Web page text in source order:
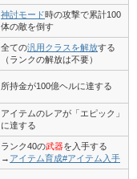
神討モード時の攻撃で累計100
体の敵を倒す
全ての汎用クラスを解放する
（ランクの解放は不要）
所持金が100億ヘルに達する
アイテムのレアが「エピック」
に達する
ランク40の武器を入手する
→ アイテム育成#アイテム入手